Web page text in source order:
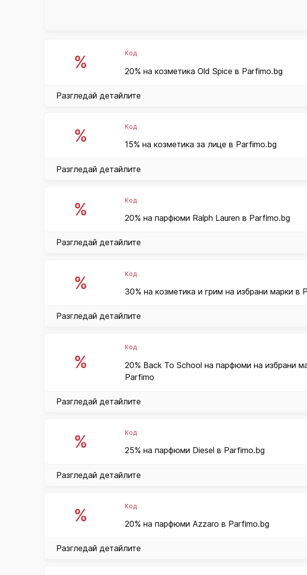
% Код
20% на козметика Old Spice в Parfimo.bg
Разгледай детайлите
% Код
15% на козметика за лице в Parfimo.bg
Разгледай детайлите
% Код
20% на парфюми Ralph Lauren в Parfimo.bg
Разгледай детайлите
% Код
30% на козметика и грим на избрани марки в
Разгледай детайлите
%
Код
20% Back To School на парфюми на избрани
Parfimo
Разгледай детайлите
% Код
25% на парфюми Diesel в Parfimo.bg
Разгледай детайлите
% Код
20% на парфюми Azzaro в Parfimo.bg
Разгледай детайлите